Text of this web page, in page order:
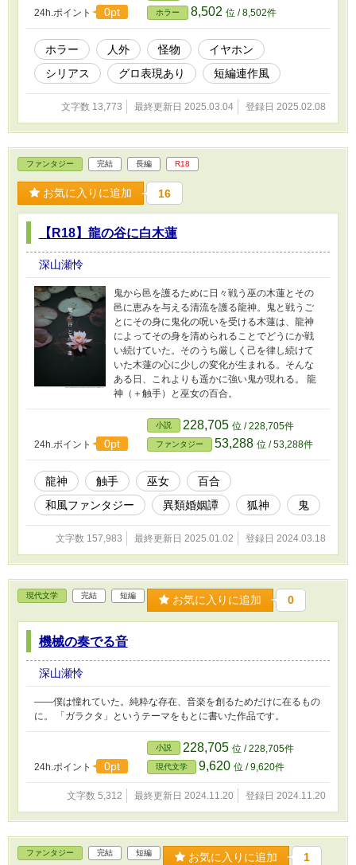
24h.ポイント 0pt ホラー 8,502 位 / 8,502件
ホラー 人外 怪物
イヤホン
シリアス
グロ表現あり 短編連作風
文字数 13,773 最終更新日 2025.03.04 登録日 2025.02.08
ファンタジー 完結 長編 R18
お気に入りに追加 16
【R18】龍の谷に白木蓮
深山瀬怜
鬼から邑を護るために日々戦う巫の木蓮とその
邑に恵みを与える清流を護る龍神。鬼と戦うご
とにその身に鬼化の呪いを受ける木蓮は、龍神
によってその身を清められることでどうにか戦
い続けていた。そのうち厳しく己を律し続けて
いた木蓮の心に少しの変化が生まれる。そんな
ある日、これよりも遥かに強い鬼が現れる。 龍
神（＋触手）と巫女の百合。
24h.ポイント 0pt
小説 228,705 位 / 228,705件
ファンタジー 53,288 位 / 53,288件
龍神 触手 巫女
百合
和風ファンタジー
異類婚姻譚 狐神 鬼
文字数 157,983 最終更新日 2025.01.02 登録日 2024.03.18
現代文学 完結 短編 お気に入りに追加 0
機械の奏でる音
深山瀬怜
――僕は憧れていた。純粋な存在、音楽を創るためだけに在るもの
に。 「ガラクタ」というテーマをもとに書いた作品です。
24h.ポイント 0pt
小説 228,705 位 / 228,705件
現代文学 9,620 位 / 9,620件
文字数 5,312 最終更新日 2024.11.20 登録日 2024.11.20
ファンタジー 完結 短編 お気に入りに追加 1